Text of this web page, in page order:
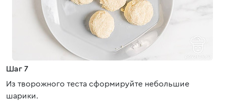
Шаг 7
Из творожного теста сформируйте небольшие
шарики.